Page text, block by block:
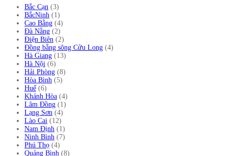
Bắc Cạn (3)
BắcNinh (1)
Cao Bằng (4)
Đà Nẵng (2)
Điện Biên (2)
Đồng bằng sông Cửu Long (4)
Hà Giang (13)
Hà Nội (6)
Hải Phòng (8)
Hòa Bình (5)
Huế (6)
Khánh Hòa (4)
Lâm Đồng (1)
Lạng Sơn (4)
Lào Cai (12)
Nam Định (1)
Ninh Bình (7)
Phú Thọ (4)
Quảng Bình (8)